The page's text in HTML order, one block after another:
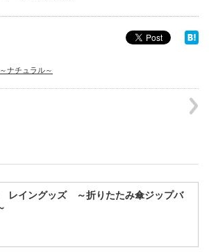
チュラル～
レイングッズ ～折りたたみ傘ジップバ